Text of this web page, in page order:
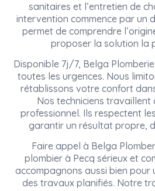
sanitaires et l’entretien de
intervention commence par un
permet de comprendre
proposer la solution la
Disponible 7j/7, Belga
toutes les urgences. Nous
rétablissons votre confort
Nos techniciens travaillent
professionnel. Ils respectent
garantir un résultat propre,
Faire appel à Belga
plombier à Pecq sérieux et
accompagnons aussi bien pour
des travaux planifiés. Notre